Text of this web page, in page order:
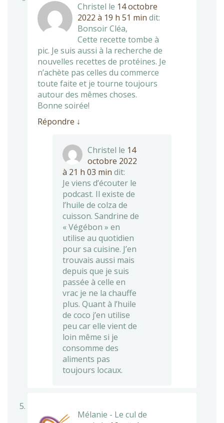
Christel le 14 octobre
2022 à 19 h 51 min dit:
Bonsoir Cléa,
Cette recette tombe à
pic. Je suis aussi à la recherche de
nouvelles recettes de protéines. Je
n’achète pas celles du commerce
toute faite et je tourne toujours
autour des mêmes choses.
Bonne soirée!
Répondre ↓
Christel le 14
octobre 2022
à 21 h 03 min dit:
Je viens d’écouter le
podcast. Il existe de
l’huile de colza de
cuisson. Sandrine de
« Végébon » en
utilise au quotidien
pour sa cuisine. J’en
trouvais aussi mais
depuis que je suis
passée à celle en
vrac je ne la chauffe
plus. Quant à l’huile
de coco j’en utilise
peu car elle vient de
loin même si je
consomme des
aliments pas
toujours locaux.
Mélanie - Le cul de